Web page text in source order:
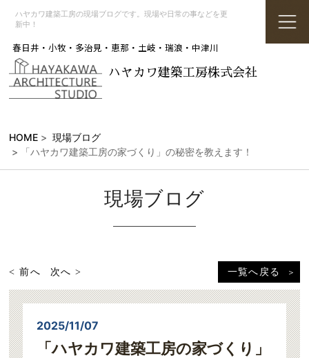
ハヤカワ建築工房の現場ブログです。現場や日常の事などを更
新中！
春日井・小牧・多治見・恵那・土岐・瑞浪・中津川
ハヤカワ建築工房株式会社
HOME >現場ブログ
> 「ハヤカワ建築工房の家づくり」の秘密を教えます！
現場ブログ
< 前へ 次へ > 一覧へ戻る
2025/11/07
「ハヤカワ建築工房の家づくり」